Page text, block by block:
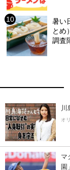
暑い
とめ
調査
川
オ
マ
園」